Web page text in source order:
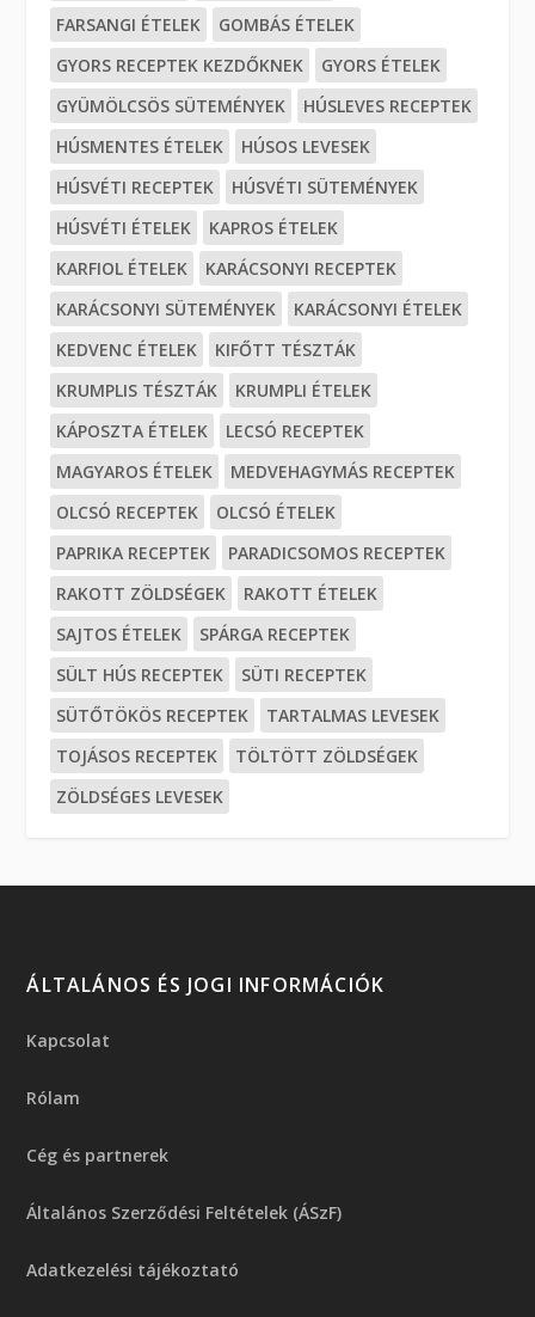
FARSANGI ÉTELEK
GOMBÁS ÉTELEK
GYORS RECEPTEK KEZDŐKNEK
GYORS ÉTELEK
GYÜMÖLCSÖS SÜTEMÉNYEK
HÚSLEVES RECEPTEK
HÚSMENTES ÉTELEK
HÚSOS LEVESEK
HÚSVÉTI RECEPTEK
HÚSVÉTI SÜTEMÉNYEK
HÚSVÉTI ÉTELEK
KAPROS ÉTELEK
KARFIOL ÉTELEK
KARÁCSONYI RECEPTEK
KARÁCSONYI SÜTEMÉNYEK
KARÁCSONYI ÉTELEK
KEDVENC ÉTELEK
KIFŐTT TÉSZTÁK
KRUMPLIS TÉSZTÁK
KRUMPLI ÉTELEK
KÁPOSZTA ÉTELEK
LECSÓ RECEPTEK
MAGYAROS ÉTELEK
MEDVEHAGYMÁS RECEPTEK
OLCSÓ RECEPTEK
OLCSÓ ÉTELEK
PAPRIKA RECEPTEK
PARADICSOMOS RECEPTEK
RAKOTT ZÖLDSÉGEK
RAKOTT ÉTELEK
SAJTOS ÉTELEK
SPÁRGA RECEPTEK
SÜLT HÚS RECEPTEK
SÜTI RECEPTEK
SÜTŐTÖKÖS RECEPTEK
TARTALMAS LEVESEK
TOJÁSOS RECEPTEK
TÖLTÖTT ZÖLDSÉGEK
ZÖLDSÉGES LEVESEK
ÁLTALÁNOS ÉS JOGI INFORMÁCIÓK
Kapcsolat
Rólam
Cég és partnerek
Általános Szerződési Feltételek (ÁSzF)
Adatkezelési tájékoztató